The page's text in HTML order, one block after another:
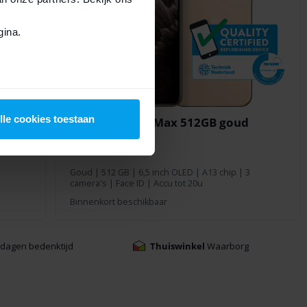
cookies toestaaniPhone 11 Pro Max 512GB goud
Goud | 512 GB | 6,5 inch OLED | A13 chip | 3
camera's | Face ID | Accu tot 20u
Binnenkort beschikbaar
bedenktijd Thuiswinkel Waarborg